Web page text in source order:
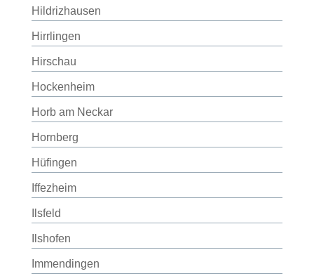
Hildrizhausen
Hirrlingen
Hirschau
Hockenheim
Horb am Neckar
Hornberg
Hüfingen
Iffezheim
Ilsfeld
Ilshofen
Immendingen